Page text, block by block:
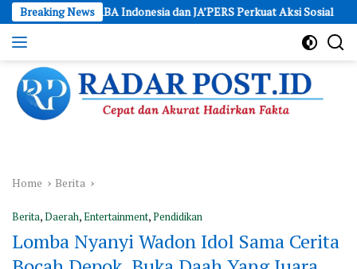
Skip
to
content
Breaking News
ABA Indonesia dan JA’PERS Perkuat Aksi Sosial Polres
dan
Akurat
Hadirkan
Fakta
Home Berita
Berita,Daerah,Entertainment,Pendidikan
Lomba Nyanyi Wadon Idol Sama Cerita